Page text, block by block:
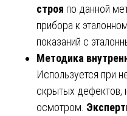
строя по данной
прибора к
показаний с
Методика
Используется при
скрытых дефектов,
осмотром.